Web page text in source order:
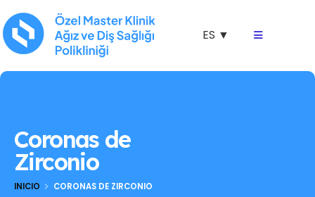
ES ▼
Coronas de
Zirconio
INICIO CORONAS DE ZIRCONIO